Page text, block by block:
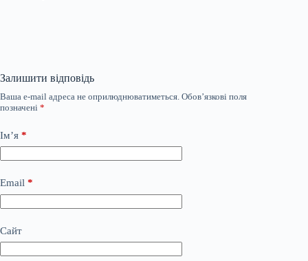
Залишити відповідь
Ваша e-mail адреса не оприлюднюватиметься. Обов’язкові поля
позначені *
Ім’я *
Email *
Сайт